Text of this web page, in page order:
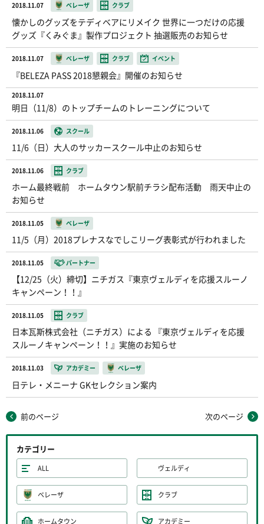
2018.11.07 ベレーザ クラブ
懐かしのグッズをテディベアにリメイク 世界に一つだけの応援
グッズ『くみぐま』製作プロジェクト 抽選販売のお知らせ
2018.11.07 ベレーザ クラブ イベント
『BELEZA PASS 2018懇親会』開催のお知らせ
2018.11.07
明日（11/8）のトップチームのトレーニングについて
2018.11.06 スクール
11/6（日）大人のサッカースクール中止のお知らせ
2018.11.06 クラブ
ホーム最終戦前 ホームタウン駅前チラシ配布活動 雨天中止の
お知らせ
2018.11.05 ベレーザ
11/5（月）2018プレナスなでしこリーグ表彰式が行われました
2018.11.05 パートナー
【12/25（火）締切】ニチガス『東京ヴェルディを応援スルーノ
キャンペーン！！』
2018.11.05 クラブ
日本瓦斯株式会社（ニチガス）による 『東京ヴェルディを応援
スルーノキャンペーン！！』実施のお知らせ
2018.11.03 アカデミー ベレーザ
日テレ・メニーナ GKセレクション案内
前のページ 次のページ
カテゴリー
ALL ヴェルディ
ベレーザ クラブ
ホームタウン アカデミー